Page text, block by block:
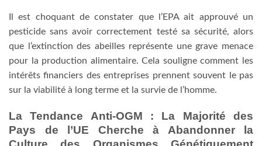
Il est choquant de constater que l’EPA ait approuvé un
pesticide sans avoir correctement testé sa sécurité, alors
que l’extinction des abeilles représente une grave menace
pour la production alimentaire. Cela souligne comment les
intérêts financiers des entreprises prennent souvent le pas
sur la viabilité à long terme et la survie de l’homme.
La Tendance Anti-OGM : La Majorité des
Pays de l’UE Cherche à Abandonner la